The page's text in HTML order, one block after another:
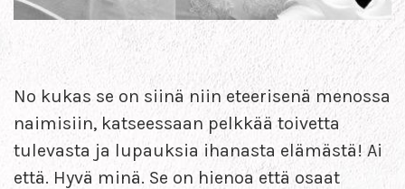
No kukas se on siinä niin eteerisenä menossa
naimisiin, katseessaan pelkkää toivetta
tulevasta ja lupauksia ihanasta elämästä! Ai
että. Hyvä minä. Se on hienoa että osaat